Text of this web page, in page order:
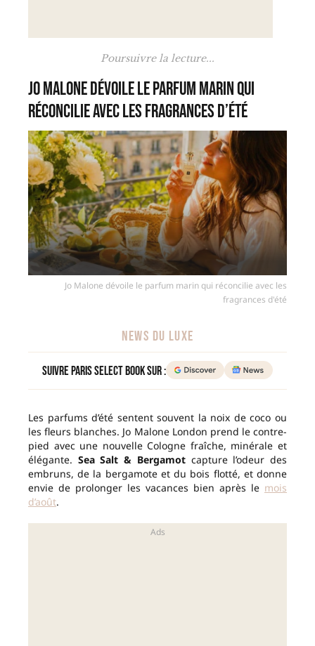
Poursuivre la lecture...
Jo Malone dévoile le parfum marin qui
réconcilie avec les fragrances d’été
Jo Malone dévoile le parfum marin qui réconcilie avec les
fragrances d'été
NEWS DU LUXE
Suivre Paris Select Book sur :
Les parfums d’été sentent souvent la noix de coco ou
les fleurs blanches. Jo Malone London prend le contre-
pied avec une nouvelle Cologne fraîche, minérale et
élégante. Sea Salt & Bergamotcapture l’odeur des
embruns, de la bergamote et du bois flotté, et donne
envie de prolonger les vacances bien après le mois
d’août.